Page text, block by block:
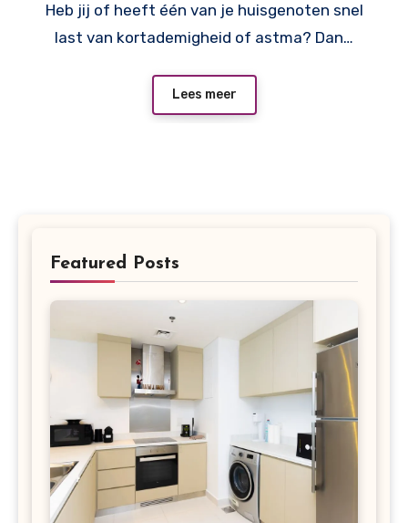
Heb jij of heeft één van je huisgenoten snel
last van kortademigheid of astma? Dan…
Lees meer
Featured Posts